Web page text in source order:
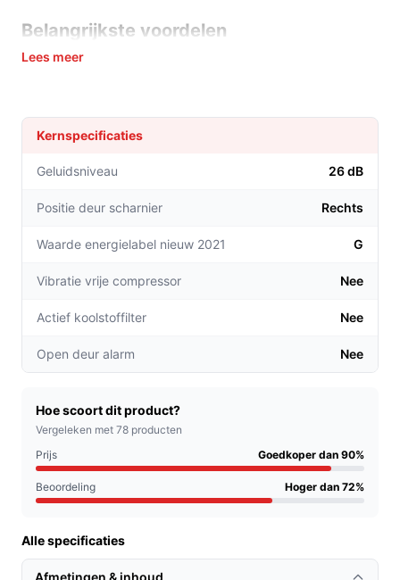
Belangrijkste voordelen
De Klarstein Reserva 8 Uno biedt tal van voordelen die
Optimaliseer je wijnervaring met een instelbare
temperatuur tussen 11 en 18 °C, zodat elke fles op
de juiste temperatuur geserveerd kan worden.
eenvoudig een selectie van je favoriete wijnen
romantisch diner.
Het stille geluidsniveau van 26 dB zorgt ervoor dat
geplaatst kan worden zonder storende geluiden.
Voor welke doelgroep?
wijndrinkers als de serieuze liefhebbers. Ook perfect
voor appartementbewoners of mensen met beperkte
ruimte in hun keuken, dankzij het compacte formaat en
stijlvolle ontwerp.
De Klarstein Reserva 8 Uno onderscheidt zich van
andere wijnkoelkasten door zijn doordachte ontwerp en
Lees meer
Kernspecificaties
Geluidsniveau 26 dB
Positie deur scharnier Rechts
Waarde energielabel nieuw 2021 G
Vibratie vrije compressor Nee
Actief koolstoffilter Nee
Open deur alarm Nee
Hoe scoort dit product?
Vergeleken met 78 producten
Prijs
Goedkoper dan 90%
Beoordeling Hoger dan 72%
Alle specificaties
Afmetingen & inhoud